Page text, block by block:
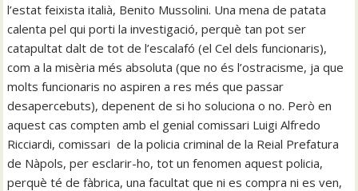
l’estat feixista italià, Benito Mussolini. Una mena de patata
calenta pel qui porti la investigació, perquè tan pot ser
catapultat dalt de tot de l’escalafó (el Cel dels funcionaris),
com a la misèria més absoluta (que no és l’ostracisme, ja que
molts funcionaris no aspiren a res més que passar
desapercebuts), depenent de si ho soluciona o no. Però en
aquest cas compten amb el genial comissari Luigi Alfredo
Ricciardi, comissari de la policia criminal de la Reial Prefatura
de Nàpols, per esclarir-ho, tot un fenomen aquest policia,
perquè té de fàbrica, una facultat que ni es compra ni es ven,